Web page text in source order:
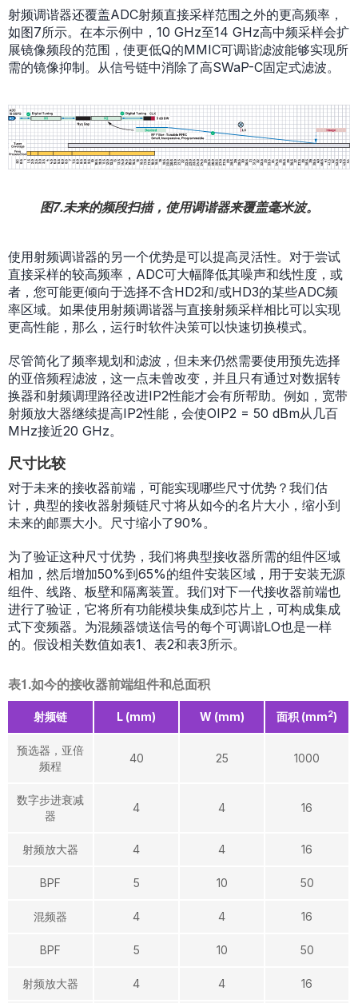
射频调谐器还覆盖ADC射频直接采样范围之外的更高频率，
如图7所示。在本示例中，10 GHz至14 GHz高中频采样会扩
展镜像频段的范围，使更低Q的MMIC可调谐滤波能够实现所
需的镜像抑制。从信号链中消除了高SWaP-C固定式滤波。
图7.未来的频段扫描，使用调谐器来覆盖毫米波。
使用射频调谐器的另一个优势是可以提高灵活性。对于尝试
直接采样的较高频率，ADC可大幅降低其噪声和线性度，或
者，您可能更倾向于选择不含HD2和/或HD3的某些ADC频
率区域。如果使用射频调谐器与直接射频采样相比可以实现
更高性能，那么，运行时软件决策可以快速切换模式。
尽管简化了频率规划和滤波，但未来仍然需要使用预先选择
的亚倍频程滤波，这一点未曾改变，并且只有通过对数据转
换器和射频调理路径改进IP2性能才会有所帮助。例如，宽带
射频放大器继续提高IP2性能，会使OIP2 = 50 dBm从几百
MHz接近20 GHz。
尺寸比较
对于未来的接收器前端，可能实现哪些尺寸优势？我们估
计，典型的接收器射频链尺寸将从如今的名片大小，缩小到
未来的邮票大小。尺寸缩小了90%。
为了验证这种尺寸优势，我们将典型接收器所需的组件区域
相加，然后增加50%到65%的组件安装区域，用于安装无源
组件、线路、板壁和隔离装置。我们对下一代接收器前端也
进行了验证，它将所有功能模块集成到芯片上，可构成集成
式下变频器。为混频器馈送信号的每个可调谐LO也是一样
的。假设相关数值如表1、表2和表3所示。
表1.如今的接收器前端组件和总面积
射频链 L (mm) W (mm) 面积 (mm2)
预选器，亚倍
频程
40 25 1000
数字步进衰减
器
4 4 16
射频放大器 4 4 16
BPF 5 10 50
混频器 4 4 16
BPF 5 10 50
射频放大器 4 4 16